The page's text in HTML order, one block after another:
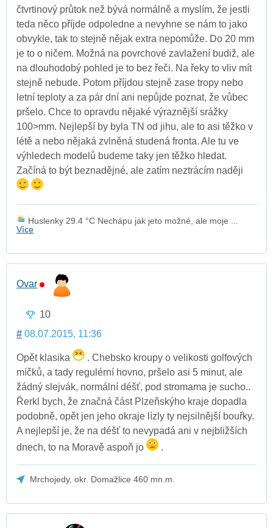
čtvrtinový průtok než bývá normálně a myslím, že jestli
teda něco příjde odpoledne a nevyhne se nám to jako
obvykle, tak to stejně nějak extra nepomůže. Do 20 mm
je to o ničem. Možná na povrchové zavlažení budiž, ale
na dlouhodobý pohled je to bez řeči. Na řeky to vliv mít
stejně nebude. Potom příjdou stejně zase tropy nebo
letní teploty a za pár dní ani nepůjde poznat, že vůbec
pršelo. Chce to opravdu nějaké výraznější srážky
100>mm. Nejlepší by byla TN od jihu, ale to asi těžko v
létě a nebo nějaká zvlněná studená fronta. Ale tu ve
výhledech modelů budeme taky jen těžko hledat.
Začíná to být beznadějné, ale zatím neztrácím naději
Huslenky 29.4 °C Nechápu jak jeto možné, ale moje ...
Více
Ovar
10
# 08.07.2015, 11:36
Opět klasika
. Chebsko kroupy o velikosti golfových
míčků, a tady regulérní hovno, pršelo asi 5 minut, ale
žádný slejvák, normální déšť, pod stromama je sucho..
Řerkl bych, že značná část Plzeňskýho kraje dopadla
podobně, opět jen jeho okraje lízly ty nejsilnější bouřky.
A nejlepší je, že na déšť to nevypadá ani v nejbližších
dnech, to na Moravě aspoň jo
.
Mrchojedy, okr. Domažlice 460 mn.m.